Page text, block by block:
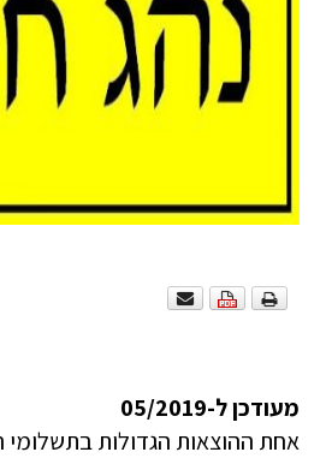
מעודכן ל-05/2019
אחת ההוצאות הגדולות בתשלומי